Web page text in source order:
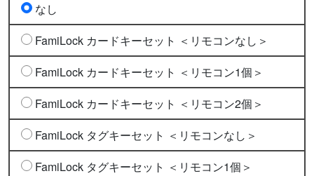
なし
FamiLock カードキーセット ＜リモコンなし＞
FamiLock カードキーセット ＜リモコン1個＞
FamiLock カードキーセット ＜リモコン2個＞
FamiLock タグキーセット ＜リモコンなし＞
FamiLock タグキーセット ＜リモコン1個＞